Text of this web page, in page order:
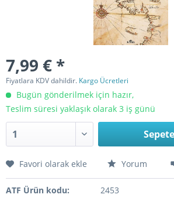
7,99 € *
Fiyatlara KDV dahildir. Kargo Ücretleri
Bugün gönderilmek için hazır,
Teslim süresi yaklaşık olarak 3 iş günü
Favori olarak ekle Yorum
ATF Ürün kodu:
2453